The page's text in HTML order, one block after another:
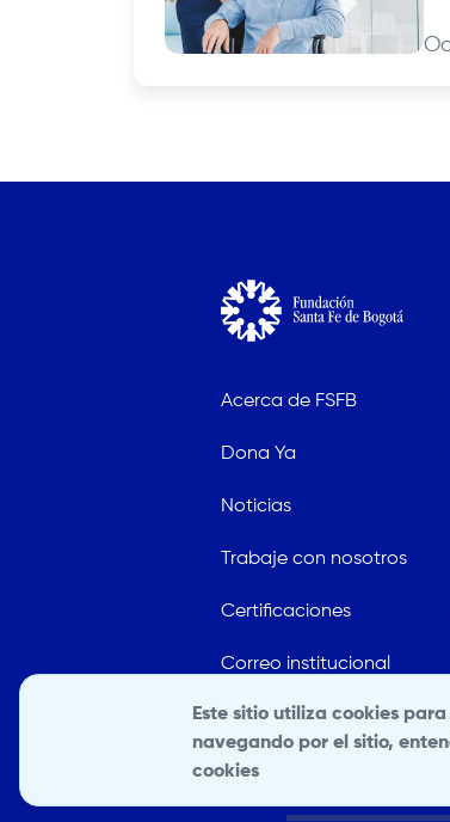
Fundación Santa Fe de
Acerca de FSFB
Dona Ya
Noticias
Trabaje con nosotros
Certificaciones
Correo institucional
Empresas y proveedores
Este sitio utiliza cookies
navegando por el sitio,
cookies